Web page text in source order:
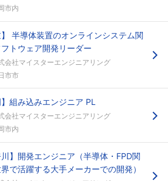
市内
】 半導体装置のオンラインシステム関
トウェア開発リーダー
会社マイスターエンジニアリング
市市
】組み込みエンジニア PL
会社マイスターエンジニアリング
市内
川】開発エンジニア（半導体・FPD関
で活躍する大手メーカーでの開発）